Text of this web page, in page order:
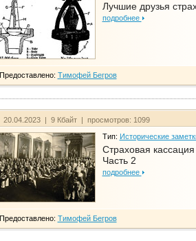
Лучшие друзья
подробнее
Предоставлено: Тимофей Бегров
20.04.2023 | 9 Кбайт | просмотров: 1099
Тип: Исторические
Страховая
Часть 2
подробнее
Предоставлено: Тимофей Бегров